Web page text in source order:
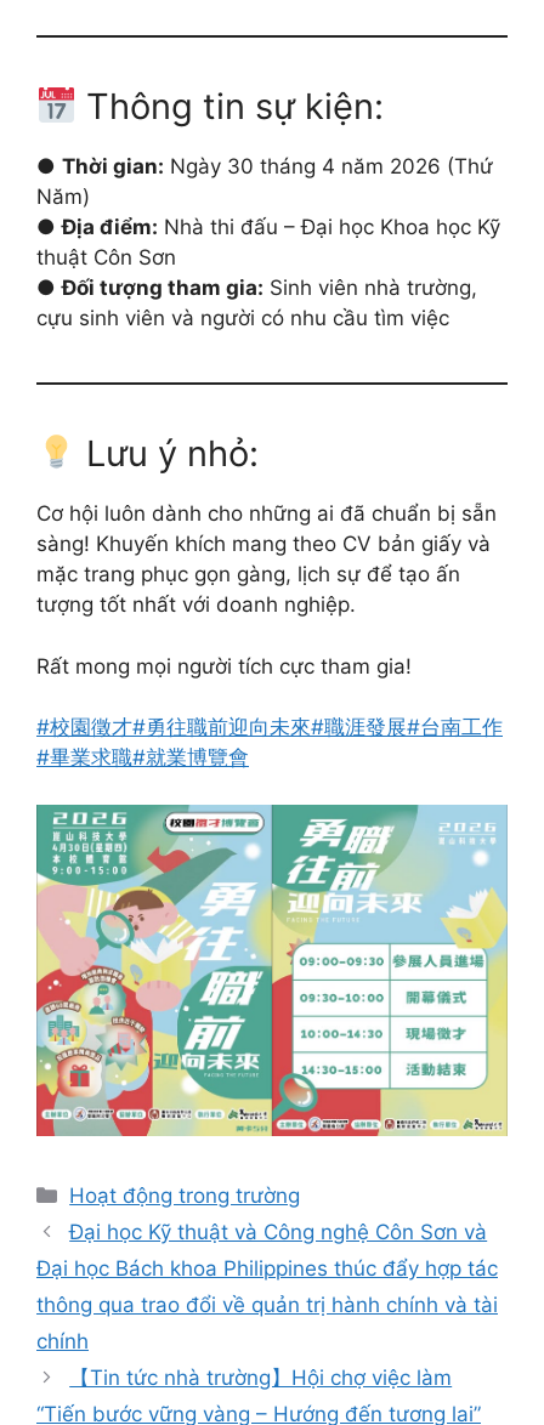
Thông tin sự kiện:
● Thời gian: Ngày 30 tháng 4 năm 2026 (Thứ
Năm)
●Địa điểm: Nhà thi đấu – Đại học Khoa học Kỹ
thuật Côn Sơn
●Đối tượng tham gia: Sinh viên nhà trường,
cựu sinh viên và người có nhu cầu tìm việc
Lưu ý nhỏ:
Cơ hội luôn dành cho những ai đã chuẩn bị sẵn
sàng! Khuyến khích mang theo CV bản giấy và
mặc trang phục gọn gàng, lịch sự để tạo ấn
tượng tốt nhất với doanh nghiệp.
Rất mong mọi người tích cực tham gia!
#校園徵才#勇往職前迎向未來#職涯發展#台南工作
#畢業求職#就業博覽會
Danh
mục
Hoạt động trong trường
Đại học Kỹ thuật và Công nghệ Côn Sơn và
Đại học Bách khoa Philippines thúc đẩy hợp tác
thông qua trao đổi về quản trị hành chính và tài
chính
【Tin tức nhà trường】Hội chợ việc làm
“Tiến bước vững vàng – Hướng đến tương lai”